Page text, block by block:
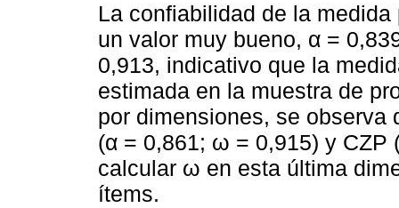
La confiabilidad de la
un valor muy bueno, α =
0,913, indicativo que la
estimada en la muestra de
por dimensiones, se
(α = 0,861; ω = 0,915) y CZP
calcular ω en esta última
ítems.